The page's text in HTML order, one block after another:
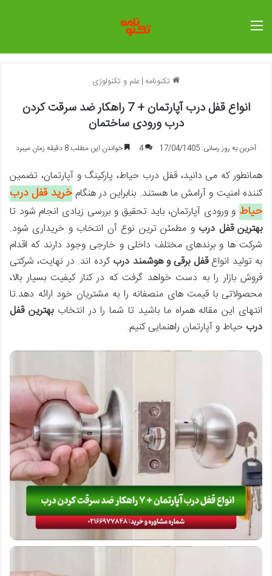
تکنونامه |علم و تکنولوژی
انواع قفل درب آپارتمان + 7 راهکار ضد سرقت کردن
درب ورودی ساختمان
آخرین به روز رسانی: 17/04/1405 4 خواندن این مطلب 8 دقیقه زمان میبرد
همانطور که می دانید، قفل درب حیاط، پارکینگ و آپارتمان، تضمین
کننده امنیت و آرامش ما هستند. بنابراین در هنگام خرید قفل درب
حیاط و ورودی آپارتمان، باید تحقیق و بررسی زیادی انجام شود تا
بهترین قفل درب و مطمئن ترین نوع آن انتخاب و خریداری شود.
شرکت ها و برندهای مختلف داخلی و خارجی وجود دارند که اقدام
به تولید انواعقفل برقی و هوشمند دربکرده اند. در نهایت، شرکتی
فروش بازار را به دست خواهد گرفت که در کنار کیفیت بسیار بالا،
محصولاتی با قیمت های منصفانه را به مشتریان خود ارائه دهد.تا
انتهای این مقاله همراه ما باشید تا شما را در انتخاببهترین قفل
درب حیاط و آپارتمان راهنمایی کنیم.